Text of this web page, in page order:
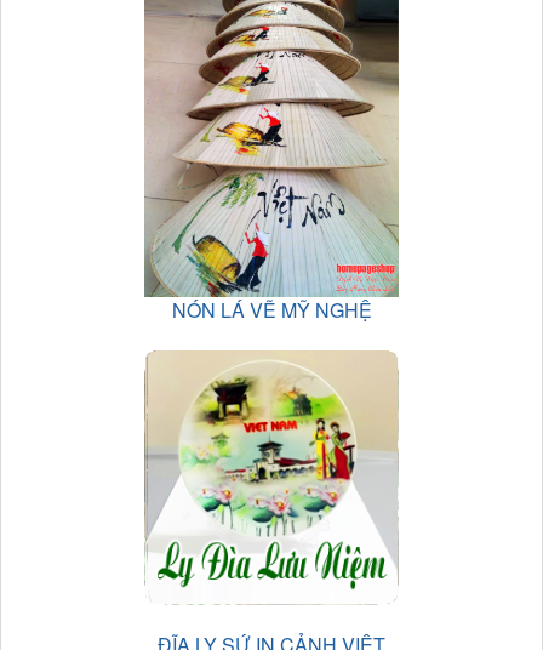
NÓN LÁ VẼ MỸ NGHỆ
ĐĨA LY SỨ IN CẢNH VIỆT